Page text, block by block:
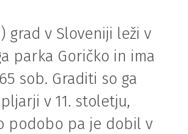
grad v Sloveniji leži v
parka Goričko in ima
sob. Graditi so ga
v 11. stoletju,
podobo pa je dobil v